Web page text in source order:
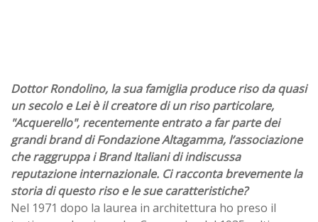
Dottor Rondolino, la sua famiglia produce riso da quasi
un secolo e Lei è il creatore di un riso particolare,
"Acquerello", recentemente entrato a far parte dei
grandi brand di Fondazione Altagamma, l’associazione
che raggruppa i Brand Italiani di indiscussa
reputazione internazionale. Ci racconta brevemente la
storia di questo riso e le sue caratteristiche?
Nel 1971 dopo la laurea in architettura ho preso il